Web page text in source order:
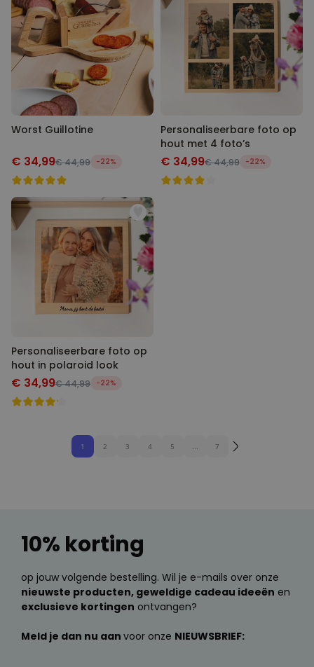
Worst Guillotine
€ 34,99€ 44,99 -22%
Personaliseerbare foto op
hout met 4 foto’s
€ 34,99€ 44,99 -22%
Personaliseerbare foto op
hout in polaroid look
€ 34,99€ 44,99 -22%
1 2 3 4 5 ... 7
10% korting
op jouw volgende bestelling. Wil je e-mails over onze
nieuwste producten, geweldige cadeau ideeën en
exclusieve kortingen ontvangen?
Meld je dan nu aan voor onze NIEUWSBRIEF: